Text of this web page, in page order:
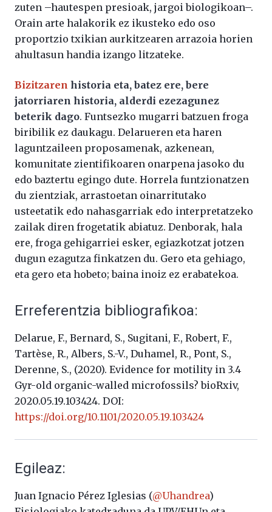
zuten –hautespen presioak, jargoi biologikoan–.
Orain arte halakorik ez ikusteko edo oso
proportzio txikian aurkitzearen arrazoia horien
ahultasun handia izango litzateke.
Bizitzaren historia eta, batez ere, bere
jatorriaren historia, alderdi ezezagunez
beterik dago. Funtsezko mugarri batzuen froga
biribilik ez daukagu. Delarueren eta haren
laguntzaileen proposamenak, azkenean,
komunitate zientifikoaren onarpena jasoko du
edo baztertu egingo dute. Horrela funtzionatzen
du zientziak, arrastoetan oinarritutako
usteetatik edo nahasgarriak edo interpretatzeko
zailak diren frogetatik abiatuz. Denborak, hala
ere, froga gehigarriei esker, egiazkotzat jotzen
dugun ezagutza finkatzen du. Gero eta gehiago,
eta gero eta hobeto; baina inoiz ez erabatekoa.
Erreferentzia bibliografikoa:
Delarue, F., Bernard, S., Sugitani, F., Robert, F.,
Tartèse, R., Albers, S.-V., Duhamel, R., Pont, S.,
Derenne, S., (2020). Evidence for motility in 3.4
Gyr-old organic-walled microfossils?bioRxiv,
2020.05.19.103424. DOI:
https://doi.org/10.1101/2020.05.19.103424
Egileaz:
Juan Ignacio Pérez Iglesias (@Uhandrea)